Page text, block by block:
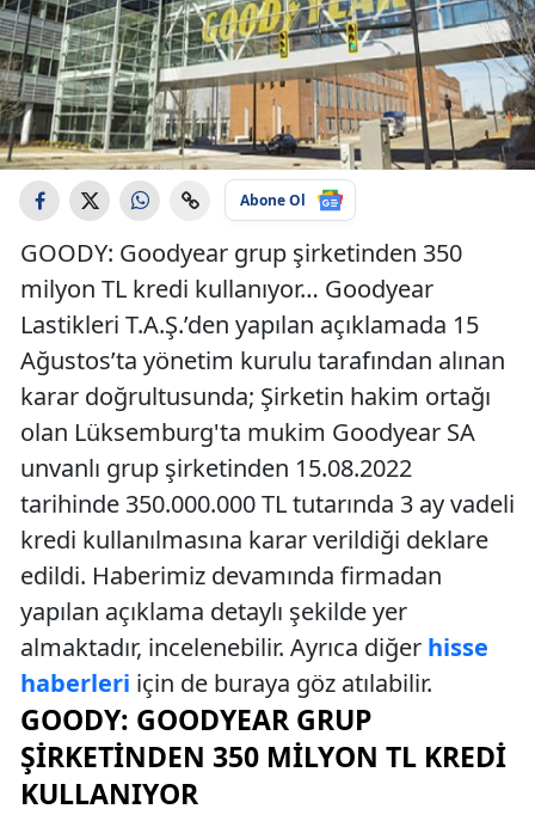
Abone Ol
GOODY: Goodyear grup şirketinden 350
milyon TL kredi kullanıyor… Goodyear
Lastikleri T.A.Ş.’den yapılan açıklamada 15
Ağustos’ta yönetim kurulu tarafından alınan
karar doğrultusunda; Şirketin hakim ortağı
olan Lüksemburg'ta mukim Goodyear SA
unvanlı grup şirketinden 15.08.2022
tarihinde 350.000.000 TL tutarında 3 ay vadeli
kredi kullanılmasına karar verildiği deklare
edildi. Haberimiz devamında firmadan
yapılan açıklama detaylı şekilde yer
almaktadır, incelenebilir. Ayrıca diğer hisse
haberleri için de buraya göz atılabilir.
GOODY: GOODYEAR GRUP
ŞIRKETINDEN 350 MILYON TL KREDI
KULLANIYOR